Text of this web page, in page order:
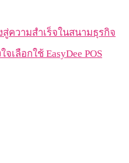
ความสำเร็จในสนามธุรกิจ
เลือกใช้ EasyDee POS